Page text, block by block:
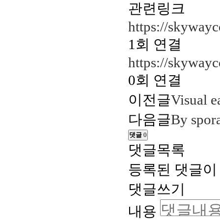
관련링크
https://
1회 연결
https://
0회 연결
이전글Visual
다음글By
댓글 0
댓글목록
등록된 댓글
댓글쓰기
내용